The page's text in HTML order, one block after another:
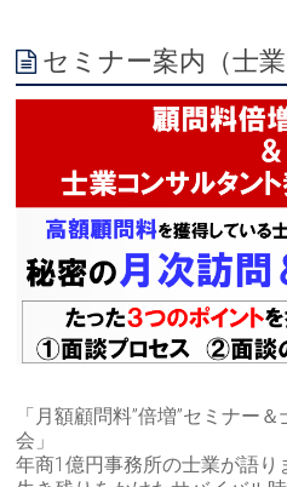
セミナー案内（士業
「月額顧問料”倍増”セミナー
会」
年商1億円事務所の士業が語り